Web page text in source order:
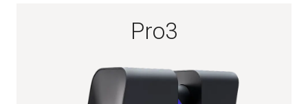
03-6897-2960Pro3